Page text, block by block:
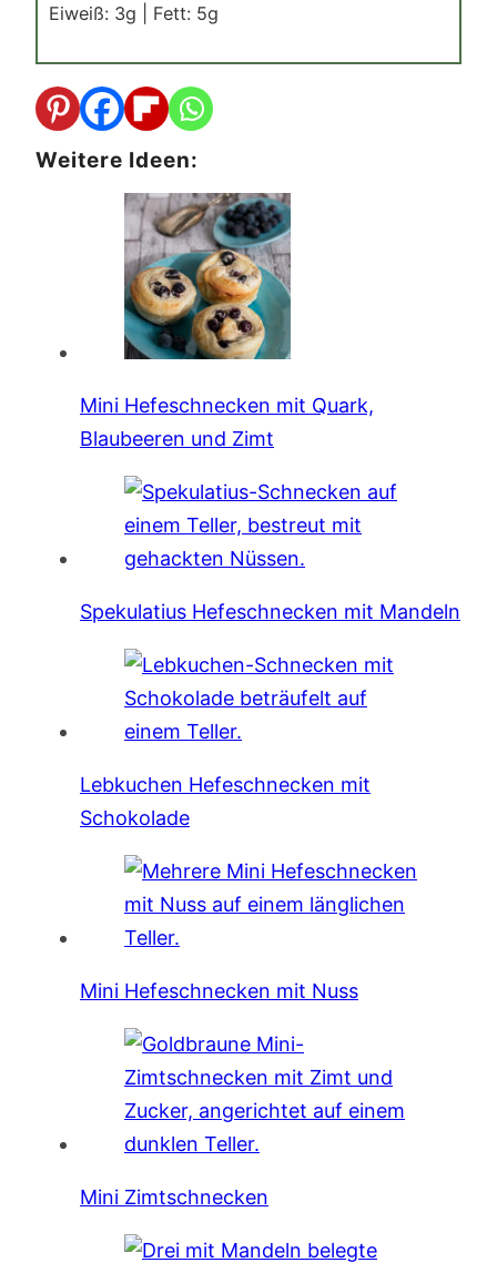
Eiweiß: 3g Fett: 5g
Weitere Ideen:
Mini Hefeschnecken mit Quark,
Blaubeeren und Zimt
Spekulatius Hefeschnecken mit Mandeln
Lebkuchen Hefeschnecken mit
Schokolade
Mini Hefeschnecken mit Nuss
Mini Zimtschnecken